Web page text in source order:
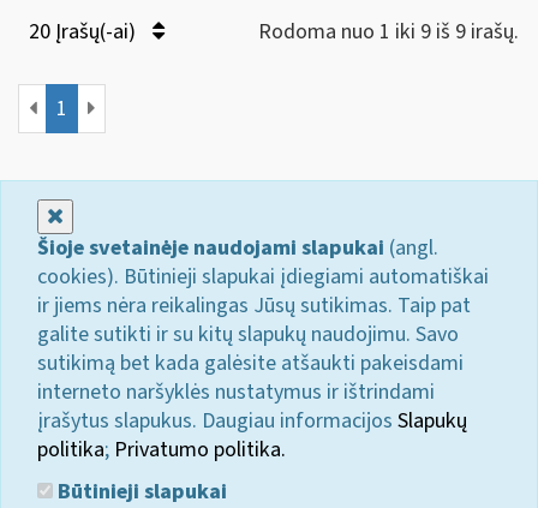
20 Įrašų(-ai) Rodoma nuo 1 iki 9 iš 9 irašų.
1
Šioje svetainėje naudojami slapukai (angl.
cookies). Būtinieji slapukai įdiegiami automatiškai
ir jiems nėra reikalingas Jūsų sutikimas. Taip pat
galite sutikti ir su kitų slapukų naudojimu. Savo
sutikimą bet kada galėsite atšaukti pakeisdami
interneto naršyklės nustatymus ir ištrindami
įrašytus slapukus. Daugiau informacijos Slapukų
politika; Privatumo politika.
Būtinieji slapukai